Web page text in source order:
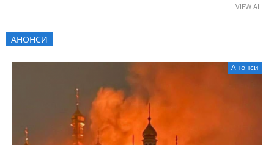
VIEW ALL
АНОНСИ
Анонси